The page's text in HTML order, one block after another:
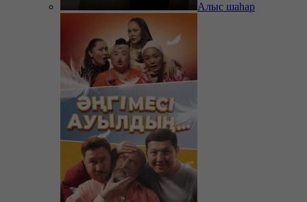
Алыс шаһар